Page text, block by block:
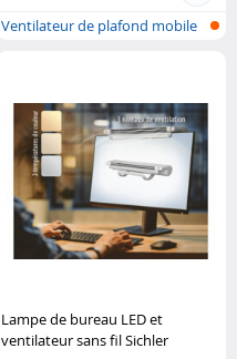
Ventilateur de plafond mobile
Lampe de bureau LED et
ventilateur sans fil Sichler